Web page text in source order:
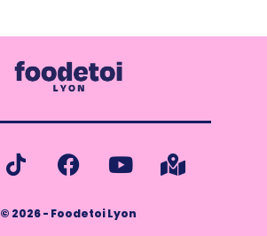
© 2026 - Foodetoi Lyon